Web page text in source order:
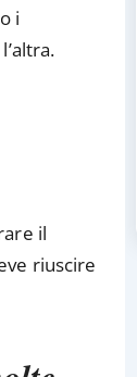
i
il
riuscire